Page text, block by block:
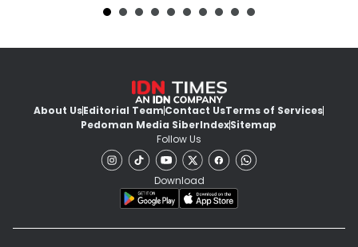
About UsEditorial TeamContact UsTerms of Services
Pedoman Media SiberIndexSitemap
Follow Us
Download